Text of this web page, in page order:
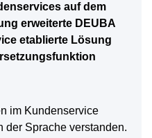
auf dem
erweiterte DEUBA
etablierte Lösung
im Kundenservice
der Sprache verstanden.